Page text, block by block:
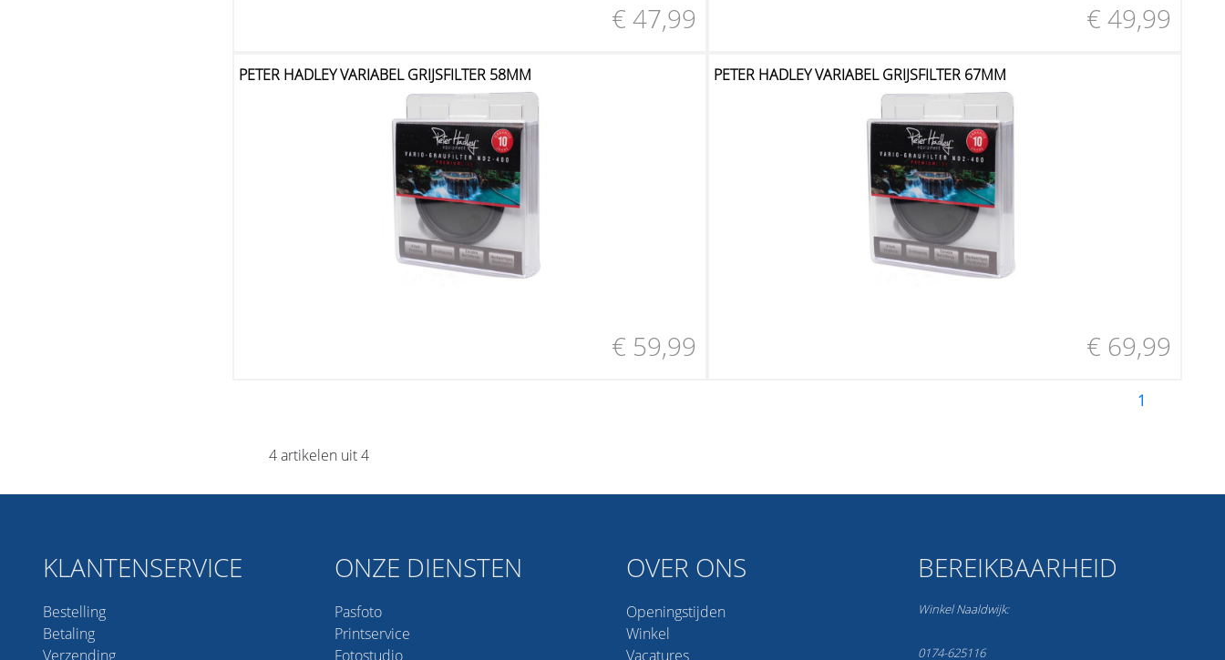
€ 47,99 € 49,99
PETER HADLEY VARIABEL GRIJSFILTER 58MM
€ 59,99
PETER HADLEY VARIABEL GRIJSFILTER 67MM
€ 69,99
1
4 artikelen uit 4
KLANTENSERVICE
Bestelling
Betaling
Verzending
ONZE DIENSTEN
Pasfoto
Printservice
Fotostudio
OVER ONS
Openingstijden
Winkel
Vacatures
BEREIKBAARHEID
Winkel Naaldwijk:
0174-625116